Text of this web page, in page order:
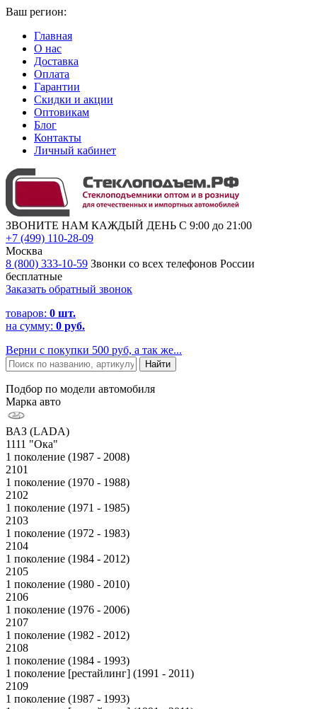
Ваш регион:
Главная
О нас
Доставка
Оплата
Гарантии
Скидки и акции
Оптовикам
Блог
Контакты
Личный кабинет
ЗВОНИТЕ НАМ КАЖДЫЙ ДЕНЬ С 9:00 до 21:00
+7 (499) 110-28-09
Москва
8 (800) 333-10-59 Звонки со всех телефонов России
бесплатные
Заказать обратный звонок
товаров: 0 шт.
на сумму: 0 руб.
Верни с покупки 500 руб, а так же...
Подбор по модели автомобиля
Марка авто
ВАЗ (LADA)
1111 "Ока"
1 поколение (1987 - 2008)
2101
1 поколение (1970 - 1988)
2102
1 поколение (1971 - 1985)
2103
1 поколение (1972 - 1983)
2104
1 поколение (1984 - 2012)
2105
1 поколение (1980 - 2010)
2106
1 поколение (1976 - 2006)
2107
1 поколение (1982 - 2012)
2108
1 поколение (1984 - 1993)
1 поколение [рестайлинг] (1991 - 2011)
2109
1 поколение (1987 - 1993)